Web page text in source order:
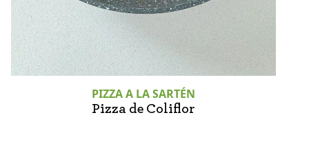
PIZZA A LA SARTÉN
Pizza de Coliflor